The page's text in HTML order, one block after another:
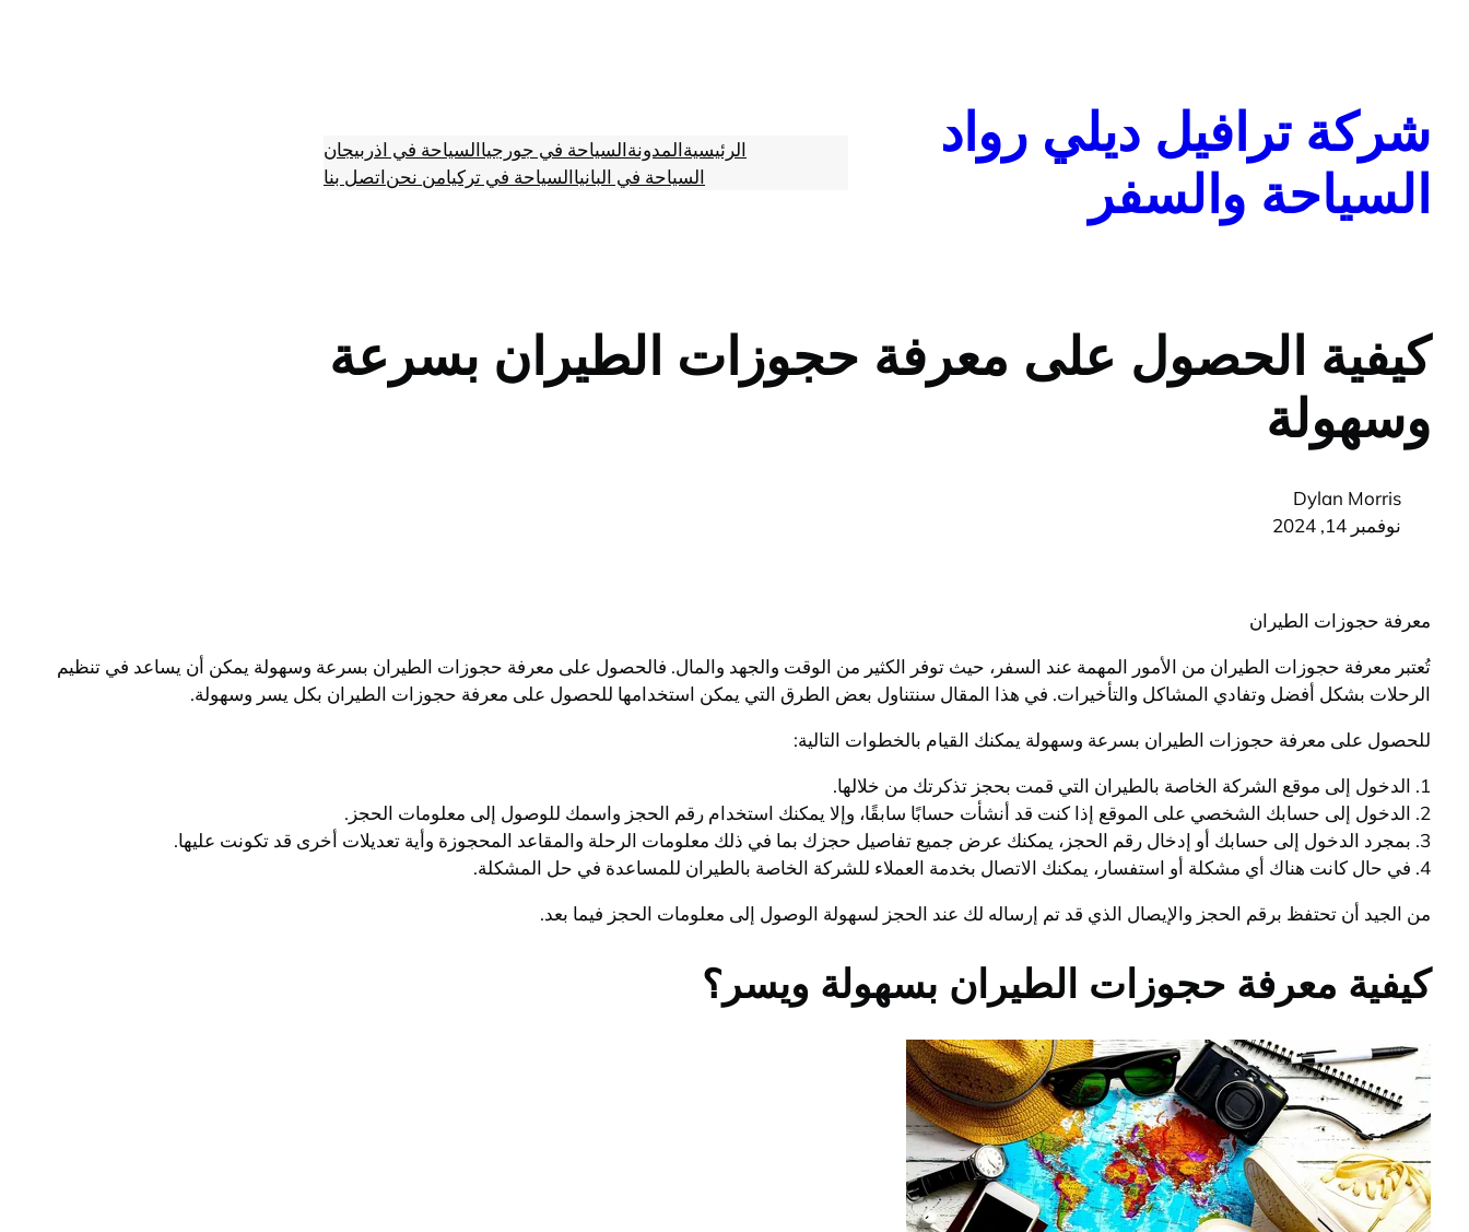
شركة ترافيل ديلي رواد
السياحة والسفر
الرئيسيةالمدونةالسياحة في جورجياالسياحة في اذربيجان
السياحة في البانياالسياحة في تركيامن نحناتصل بنا
كيفية الحصول على معرفة حجوزات الطيران بسرعة
وسهولة
Dylan Morris
نوفمبر 14, 2024
معرفة حجوزات الطيران
تُعتبر معرفة حجوزات الطيران من الأمور المهمة عند السفر، حيث توفر الكثير من الوقت والجهد والمال. فالحصول على معرفة حجوزات الطيران بسرعة وسهولة يمكن أن يساعد في تنظيم
الرحلات بشكل أفضل وتفادي المشاكل والتأخيرات. في هذا المقال سنتناول بعض الطرق التي يمكن استخدامها للحصول على معرفة حجوزات الطيران بكل يسر وسهولة.
للحصول على معرفة حجوزات الطيران بسرعة وسهولة يمكنك القيام بالخطوات التالية:
1. الدخول إلى موقع الشركة الخاصة بالطيران التي قمت بحجز تذكرتك من خلالها.
2. الدخول إلى حسابك الشخصي على الموقع إذا كنت قد أنشأت حسابًا سابقًا، وإلا يمكنك استخدام رقم الحجز واسمك للوصول إلى معلومات الحجز.
3. بمجرد الدخول إلى حسابك أو إدخال رقم الحجز، يمكنك عرض جميع تفاصيل حجزك بما في ذلك معلومات الرحلة والمقاعد المحجوزة وأية تعديلات أخرى قد تكونت عليها.
4. في حال كانت هناك أي مشكلة أو استفسار، يمكنك الاتصال بخدمة العملاء للشركة الخاصة بالطيران للمساعدة في حل المشكلة.
من الجيد أن تحتفظ برقم الحجز والإيصال الذي قد تم إرساله لك عند الحجز لسهولة الوصول إلى معلومات الحجز فيما بعد.
كيفية معرفة حجوزات الطيران بسهولة ويسر؟